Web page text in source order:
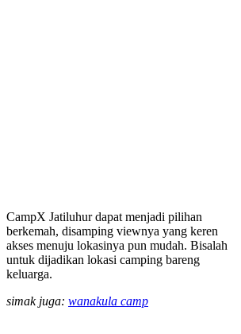
CampX Jatiluhur dapat menjadi pilihan
berkemah, disamping viewnya yang keren
akses menuju lokasinya pun mudah. Bisalah
untuk dijadikan lokasi camping bareng
keluarga.
simak juga: wanakula camp